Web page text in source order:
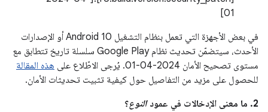
01]
في بعض الأجهزة التي تعمل بنظام التشغيل Android 10 أو الإصدارات
الأحدث، سيتضمّن تحديث نظام Google Play سلسلة تاريخ تتطابق مع
مستوى تصحيح الأمان ‎01-04-2024. يُرجى الاطّلاع على
هذه المقالة
للحصول على مزيد من التفاصيل حول كيفية تثبيت تحديثات الأمان.
2. ما معنى الإدخالات في عمود
النوع؟